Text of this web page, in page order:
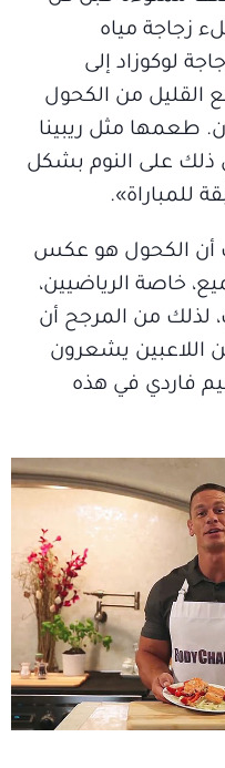
زجاجة مياه
لوكوزاد إلى
القليل من الكحول
طعمها مثل ريبينا
ذلك على النوم بشكل
للمباراة».
أن الكحول هو عكس
خاصة الرياضيين،
لذلك من المرجح أن
اللاعبين يشعرون
فاردي في هذه